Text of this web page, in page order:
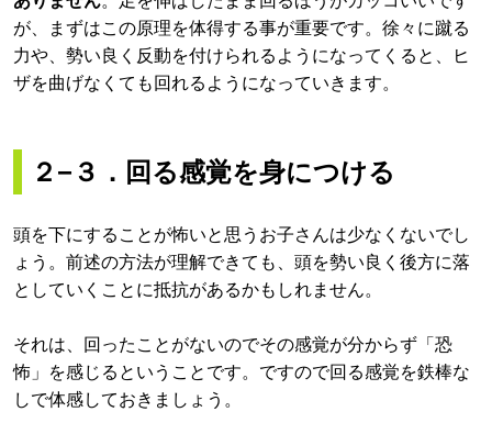
が、まずはこの原理を体得する事が重要です。徐々に蹴る
力や、勢い良く反動を付けられるようになってくると、ヒ
ザを曲げなくても回れるようになっていきます。
２−３．回る感覚を身につける
頭を下にすることが怖いと思うお子さんは少なくないでし
ょう。前述の方法が理解できても、頭を勢い良く後方に落
としていくことに抵抗があるかもしれません。
それは、回ったことがないのでその感覚が分からず「恐
怖」を感じるということです。ですので回る感覚を鉄棒な
しで体感しておきましょう。